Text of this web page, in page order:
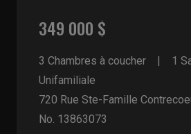
349 000 $
3 Chambres à coucher
1
Unifamiliale
720 Rue Ste-Famille
No. 13863073